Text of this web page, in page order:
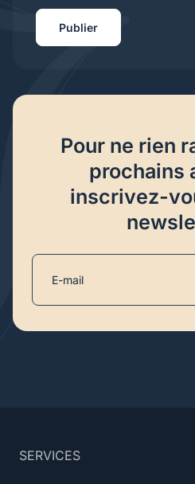
Publier
Pour ne rien
prochains
inscrivez-
SERVICES